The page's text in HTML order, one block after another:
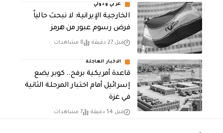
عربي ودولي
الخارجية الإيرانية: لا نبحث حالياً
فرض رسوم عبور من هرمز
قبل 27 دقيقة 8 مشاهدات
الاخبار العاجلة
قاعدة أمريكية برفح.. كوبر يضع
إسرائيل أمام اختبار المرحلة الثانية
في غزة
قبل 54 دقيقة 7 مشاهدات